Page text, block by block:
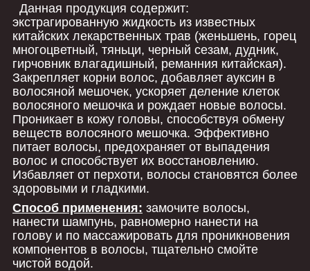
Данная продукция содержит:
экстрагированную жидкость из известных
китайских лекарственных трав (женьшень, горец
многоцветный, тяньци, черный сезам, дудник,
гирчовник влагадишный, реманния китайская).
Закрепляет корни волос, добавляет ауксин в
волосяной мешочек, ускоряет деление клеток
волосяного мешочка и рождает новые волосы.
Проникает в кожу головы, способствуя обмену
веществ волосяного мешочка. Эффективно
питает волосы, предохраняет от выпадения
волос и способствует их восстановлению.
Избавляет от перхоти, волосы становятся более
здоровыми и гладкими.
Способ применения: замочите волосы,
нанести шампунь, равномерно нанести на
голову и по массажировать для проникновения
компонентов в волосы, тщательно смойте
чистой водой.